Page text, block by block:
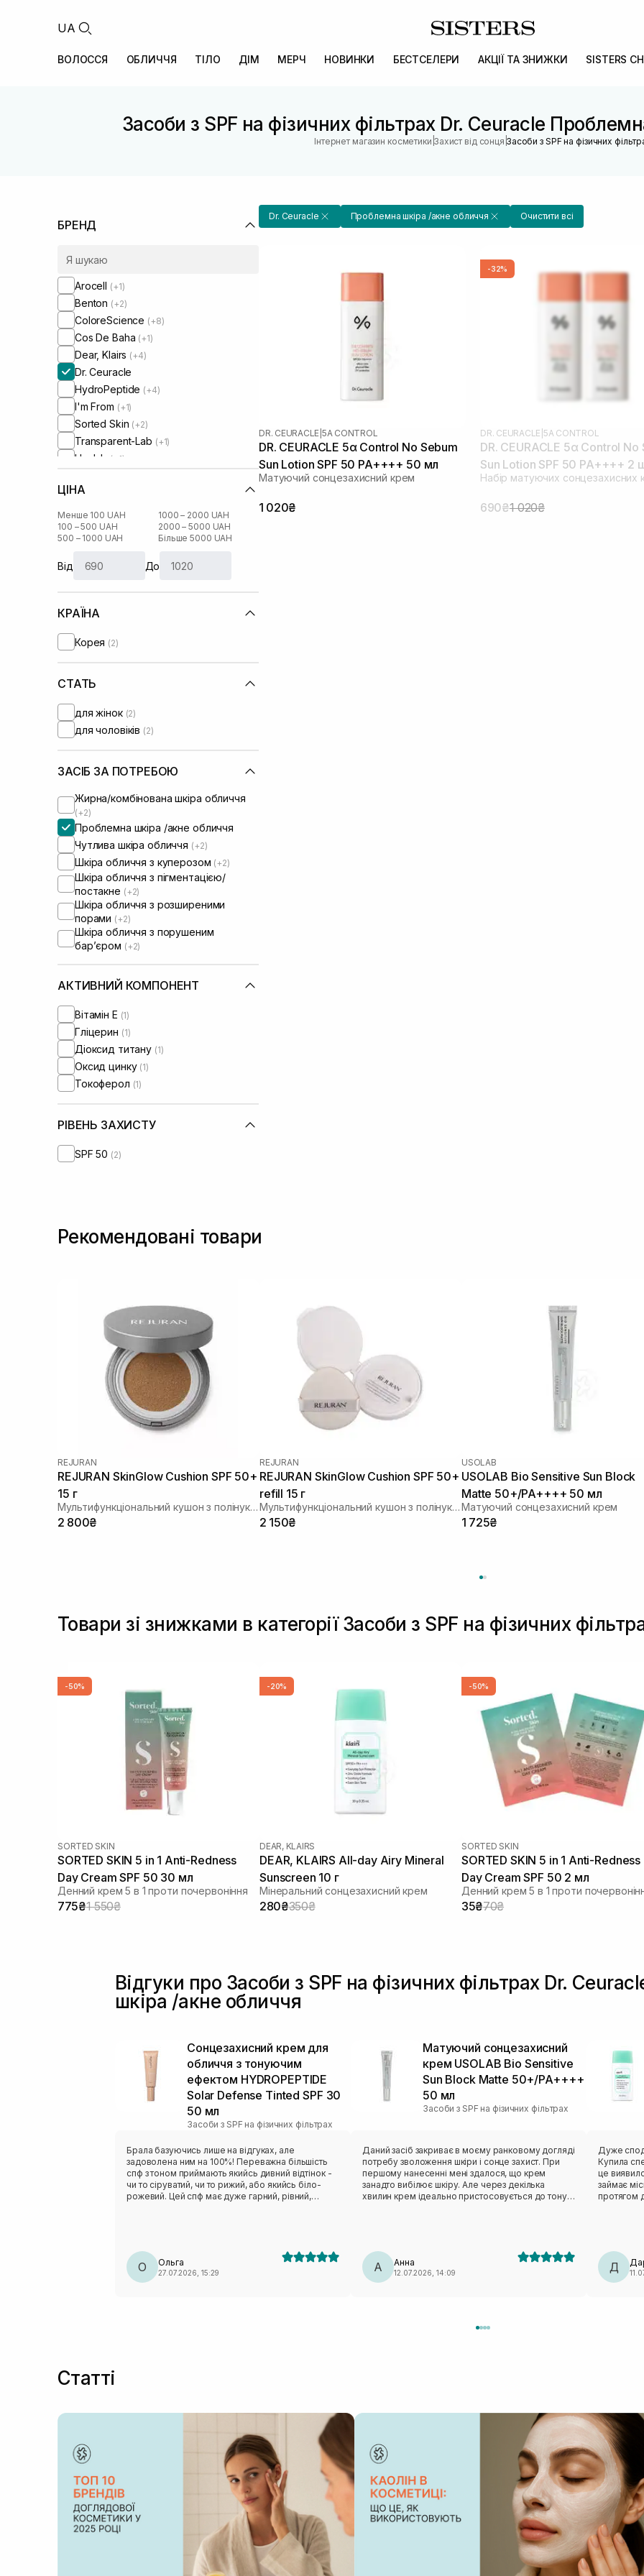
UA
ВОЛОССЯ ОБЛИЧЧЯ ТІЛО ДІМ МЕРЧ НОВИНКИ БЕСТСЕЛЕРИ АКЦІЇ ТА ЗНИЖКИ SISTERS
Засоби з SPF на фізичних фільтрах Dr. Ceuracle
Інтернет магазин косметики |Захист від сонця |Засоби з SPF на фізичних
БРЕНД
Arocell (+1)
Benton (+2)
ColoreScience (+8)
Cos De Baha (+1)
Dear, Klairs (+4)
Dr. Ceuracle
HydroPeptide (+4)
I'm From (+1)
Sorted Skin (+2)
Transparent-Lab (+1)
Usolab (+1)
ЦІНА
Менше 100 UAH
100 – 500 UAH
500 – 1000 UAH
1000 – 2000 UAH
2000 – 5000 UAH
Більше 5000 UAH
Від До
КРАЇНА
Корея (2)
СТАТЬ
для жінок (2)
для чоловіків (2)
ЗАСІБ ЗА ПОТРЕБОЮ
Жирна/комбінована шкіра обличчя
(+2)
Проблемна шкіра /акне обличчя
Чутлива шкіра обличчя (+2)
Шкіра обличчя з куперозом (+2)
Шкіра обличчя з пігментацією/
постакне (+2)
Шкіра обличчя з розширеними
порами (+2)
Шкіра обличчя з порушеним
барʼєром (+2)
АКТИВНИЙ КОМПОНЕНТ
Вітамін Е (1)
Гліцерин (1)
Діоксид титану (1)
Оксид цинку (1)
Токоферол (1)
РІВЕНЬ ЗАХИСТУ
SPF 50 (2)
Dr. Ceuracle Проблемна шкіра /акне обличчя Очистити всі
DR. CEURACLE 5Α CONTROL
DR. CEURACLE 5α Control No Sebum
Sun Lotion SPF 50 PA++++ 50 мл
Матуючий сонцезахисний крем
1 020₴
-32%
DR. CEURACLE 5Α CONTROL
DR. CEURACLE 5α Control No
Sun Lotion SPF 50 PA++++ 2
(термін до 09.04.2026)
Набір матуючих сонцезахисних
690₴1 020₴
Рекомендовані товари
REJURAN
REJURAN SkinGlow Cushion SPF 50+
15 г
Мультифункціональний кушон з полінуклеотидами
2 800₴
REJURAN
REJURAN SkinGlow Cushion SPF 50+
refill 15 г
Мультифункціональний кушон з полінуклеотидами
2 150₴
USOLAB
USOLAB Bio Sensitive Sun Block
Matte 50+/PA++++ 50 мл
Матуючий сонцезахисний крем
1 725₴
Товари зі знижками в категорії Засоби з SPF на фізичних
-50%
SORTED SKIN
SORTED SKIN 5 in 1 Anti-Redness
Day Cream SPF 50 30 мл
Денний крем 5 в 1 проти почервоніння
775₴1 550₴
-20%
DEAR, KLAIRS
DEAR, KLAIRS All-day Airy Mineral
Sunscreen 10 г
Мінеральний сонцезахисний крем
280₴350₴
-50%
SORTED SKIN
SORTED SKIN 5 in 1 Anti-Redness
Day Cream SPF 50 2 мл
Денний крем 5 в 1 проти
35₴70₴
Відгуки про Засоби з SPF на фізичних фільтрах Dr.
шкіра /акне обличчя
Сонцезахисний крем для
обличчя з тонуючим
ефектом HYDROPEPTIDE
Solar Defense Tinted SPF 30
50 мл
Засоби з SPF на фізичних фільтрах
Брала базуючись лише на відгуках, але
задоволена ним на 100%! Переважна більшість
спф з тоном приймають якийсь дивний відтінок -
чи то сіруватий, чи то рижий, або якийсь біло-
рожевий. Цей спф має дуже гарний, рівний,
О Ольга
27.07.2026, 15:29
Матуючий сонцезахисний
крем USOLAB Bio Sensitive
Sun Block Matte 50+/PA++++
50 мл
Засоби з SPF на фізичних фільтрах
Даний засіб закриває в моєму ранковому догляді
потребу зволоження шкіри і сонце захист. При
першому нанесенні мені здалося, що крем
занадто вибілює шкіру. Але через декілька
хвилин крем ідеально пристосовується до тону
підійшов ідеально.
А Анна
12.07.2026, 14:09
Дуже
Купила
це
займає
протягом
більш
Для
—
Д
Статті